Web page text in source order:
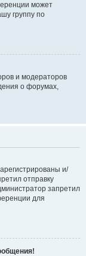
может
группу по
и модераторов
о форумах,
и/
отправку
запретил
для